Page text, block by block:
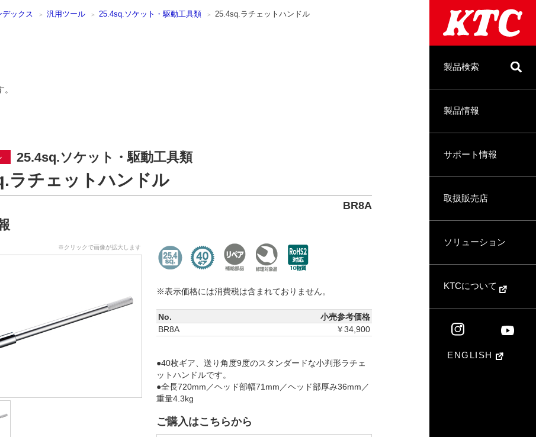
製品検索
製品情報
サポート情報
取扱販売店
ソリューション
KTCについて
ENGLISH
ックス 汎用ツール 25.4sq.ソケット・駆動工具類 25.4sq.ラチェットハンドル
25.4sq.ソケット・駆動工具類
ラチェットハンドル
BR8A
※クリックで画像が拡大します
※表示価格には消費税は含まれておりません。
No.
小売参考価格
BR8A
￥34,900
●40枚ギア、送り角度9度のスタンダードな小判形ラチェ
ットハンドルです。
●全長720mm／ヘッド部幅71mm／ヘッド部厚み36mm／
重量4.3kg
ご購入はこちらから